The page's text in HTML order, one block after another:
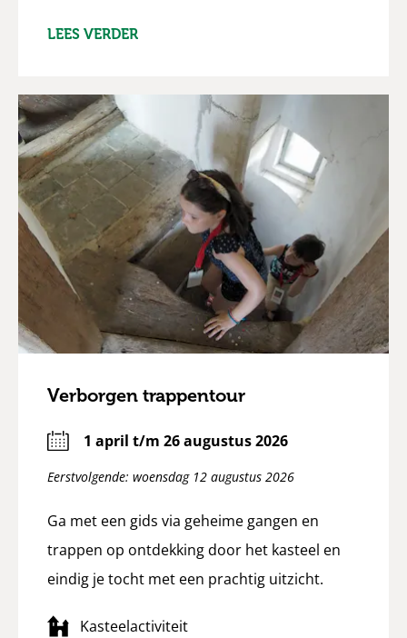
LEES VERDER
Verborgen trappentour
1 april t/m 26 augustus 2026
Eerstvolgende: woensdag 12 augustus 2026
Ga met een gids via geheime gangen en
trappen op ontdekking door het kasteel en
eindig je tocht met een prachtig uitzicht.
Kasteelactiviteit